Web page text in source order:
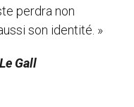
perdra non
son identité. »
Gall